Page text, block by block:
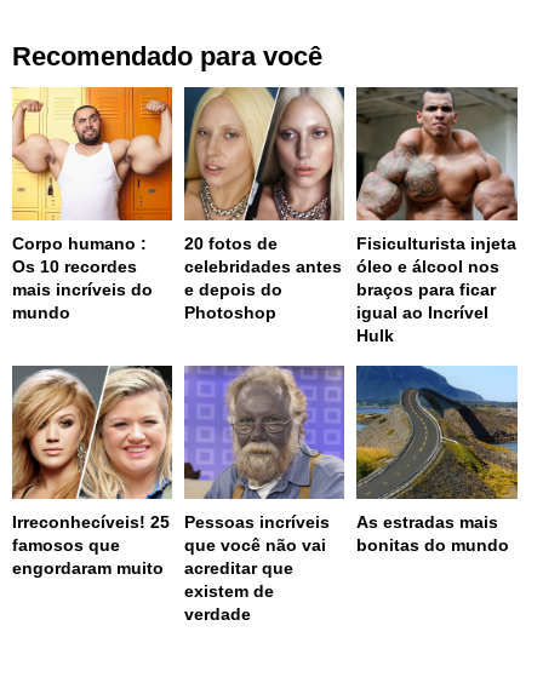
Recomendado para você
Corpo humano :
Os 10 recordes
mais incríveis do
mundo
20 fotos de
celebridades antes
e depois do
Photoshop
Fisiculturista injeta
óleo e álcool nos
braços para ficar
igual ao Incrível
Hulk
Irreconhecíveis! 25
famosos que
engordaram muito
Pessoas incríveis
que você não vai
acreditar que
existem de
verdade
As estradas mais
bonitas do mundo